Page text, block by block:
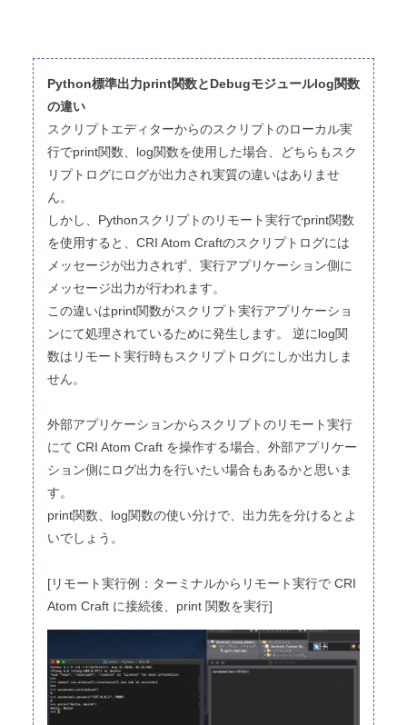
Python標準出力print関数とDebugモジュールlog関数
の違い
スクリプトエディターからのスクリプトのローカル実
行でprint関数、log関数を使用した場合、どちらもスク
リプトログにログが出力され実質の違いはありませ
ん。
しかし、Pythonスクリプトのリモート実行でprint関数
を使用すると、CRI Atom Craftのスクリプトログには
メッセージが出力されず、実行アプリケーション側に
メッセージ出力が行われます。
この違いはprint関数がスクリプト実行アプリケーショ
ンにて処理されているために発生します。 逆にlog関
数はリモート実行時もスクリプトログにしか出力しま
せん。
外部アプリケーションからスクリプトのリモート実行
にて CRI Atom Craft を操作する場合、外部アプリケー
ション側にログ出力を行いたい場合もあるかと思いま
す。
print関数、log関数の使い分けで、出力先を分けるとよ
いでしょう。
[リモート実行例：ターミナルからリモート実行で CRI
Atom Craft に接続後、print 関数を実行]